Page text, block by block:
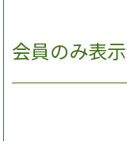
会員のみ表示